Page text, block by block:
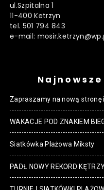
ul.Szpitalna 1
11-400 Ketrzyn
tel. 501 794 843
e-mail:
Zapraszamy na nową
WAKACJE POD ZNAKIEM
Siatkówka Plażowa Miksty
PADŁ NOWY REKORD